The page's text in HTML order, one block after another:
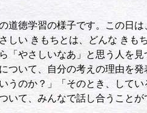
道徳学習の様子です。この日
しい きもちとは、どんな きも
「やさしいなあ」と思う人を
ついて、自分の考えの理由を
うのか？」「そのとき、して
いて、みんなで話し合うこと